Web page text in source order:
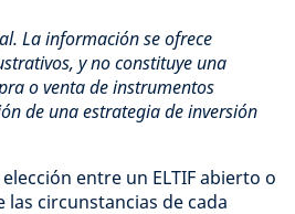
La información se ofrece
y no constituye una
o venta de instrumentos
de una estrategia de inversión
entre un ELTIF abierto o
circunstancias de cada